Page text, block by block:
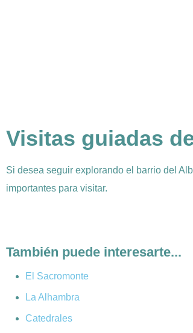
Visitas guiadas
Si desea seguir explorando el barrio del
importantes para visitar.
También puede interesarte...
El Sacromonte
La Alhambra
Catedrales